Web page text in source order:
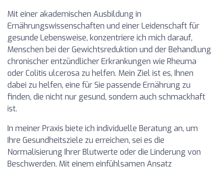
Mit einer akademischen Ausbildung in
Ernährungswissenschaften und einer Leidenschaft für
gesunde Lebensweise, konzentriere ich mich darauf,
Menschen bei der Gewichtsreduktion und der Behandlung
chronischer entzündlicher Erkrankungen wie Rheuma
oder Colitis ulcerosa zu helfen. Mein Ziel ist es, Ihnen
dabei zu helfen, eine für Sie passende Ernährung zu
finden, die nicht nur gesund, sondern auch schmackhaft
ist.
In meiner Praxis biete ich individuelle Beratung an, um
Ihre Gesundheitsziele zu erreichen, sei es die
Normalisierung Ihrer Blutwerte oder die Linderung von
Beschwerden. Mit einem einfühlsamen Ansatz